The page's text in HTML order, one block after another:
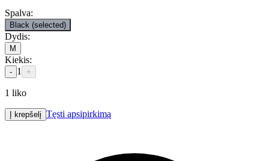
Spalva:
Black (selected)
Dydis:
M
Kiekis:
- 1 +
1 liko
Į krepšelį Tęsti apsipirkimą